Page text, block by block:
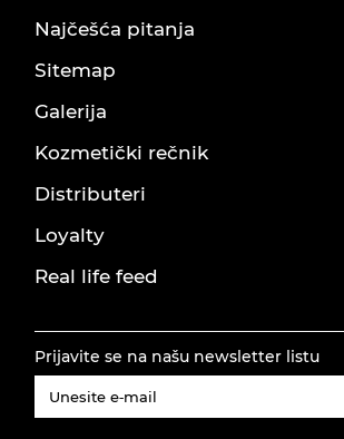
Najčešća pitanja
Sitemap
Galerija
Kozmetički rečnik
Distributeri
Loyalty
Real life feed
Prijavite se na našu newsletter listu